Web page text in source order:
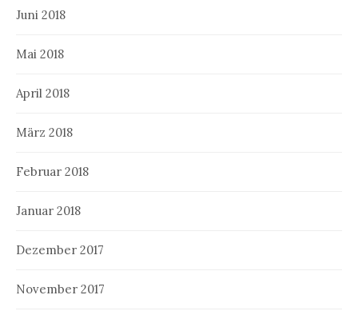
Juni 2018
Mai 2018
April 2018
März 2018
Februar 2018
Januar 2018
Dezember 2017
November 2017